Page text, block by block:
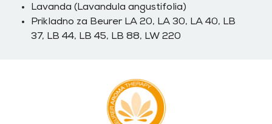
Lavanda (Lavandula angustifolia)
Prikladno za Beurer LA 20, LA 30, LA 40, LB
37, LB 44, LB 45, LB 88, LW 220